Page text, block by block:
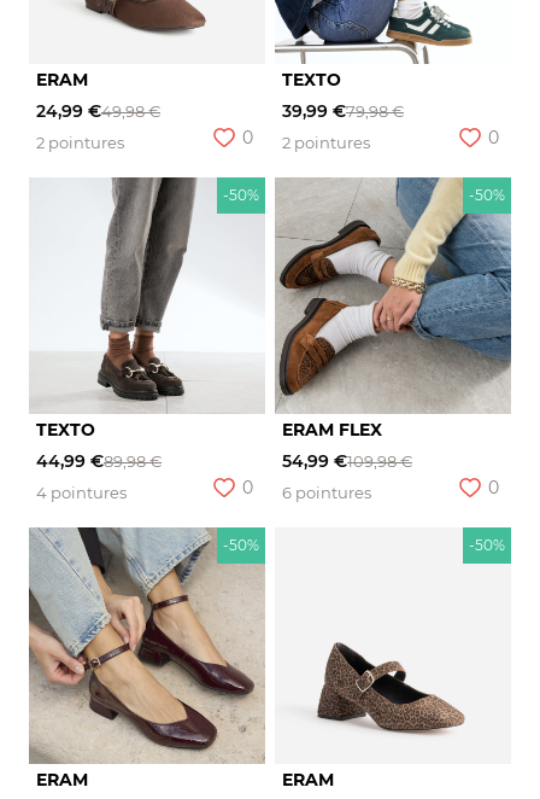
ERAM
24,99 €49,98 €
2 pointures
0
TEXTO
39,99 €79,98 €
2 pointures
0
-50%
TEXTO
44,99 €89,98 €
4 pointures
0
-50%
ERAM FLEX
54,99 €109,98 €
6 pointures
0
-50%
ERAM
-50%
ERAM